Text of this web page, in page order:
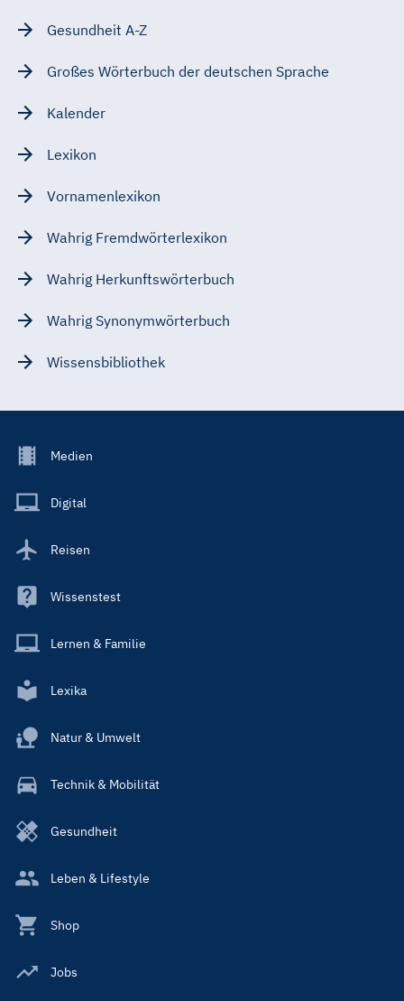
Gesundheit A-Z
Großes Wörterbuch der deutschen Sprache
Kalender
Lexikon
Vornamenlexikon
Wahrig Fremdwörterlexikon
Wahrig Herkunftswörterbuch
Wahrig Synonymwörterbuch
Wissensbibliothek
Footer
Main
Medien
Digital
Reisen
Wissenstest
Lernen & Familie
Lexika
Natur & Umwelt
Technik & Mobilität
Gesundheit
Leben & Lifestyle
Shop
Jobs